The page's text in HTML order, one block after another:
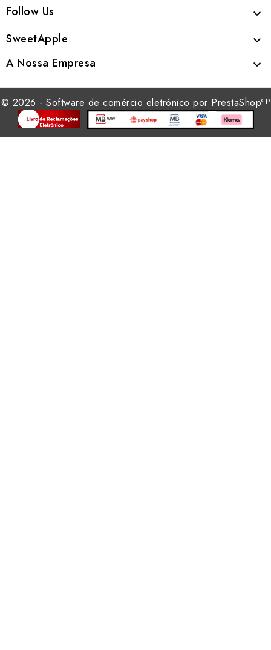
Follow Us 
SweetApple 
A Nossa Empresa 
© 2026 - Software de comércio eletrónico por PrestaShopcp